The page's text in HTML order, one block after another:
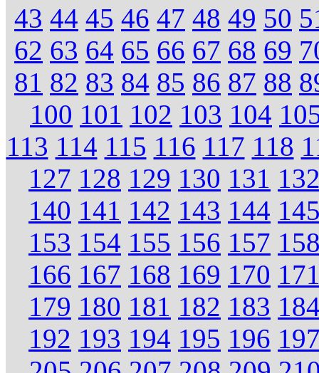
43 44 45 46 47 48 49 50
62 63 64 65 66 67 68 69
81 82 83 84 85 86 87 88
100 101 102 103 104
113 114 115 116 117 118
127 128 129 130 131
140 141 142 143 144
153 154 155 156 157
166 167 168 169 170
179 180 181 182 183
192 193 194 195 196